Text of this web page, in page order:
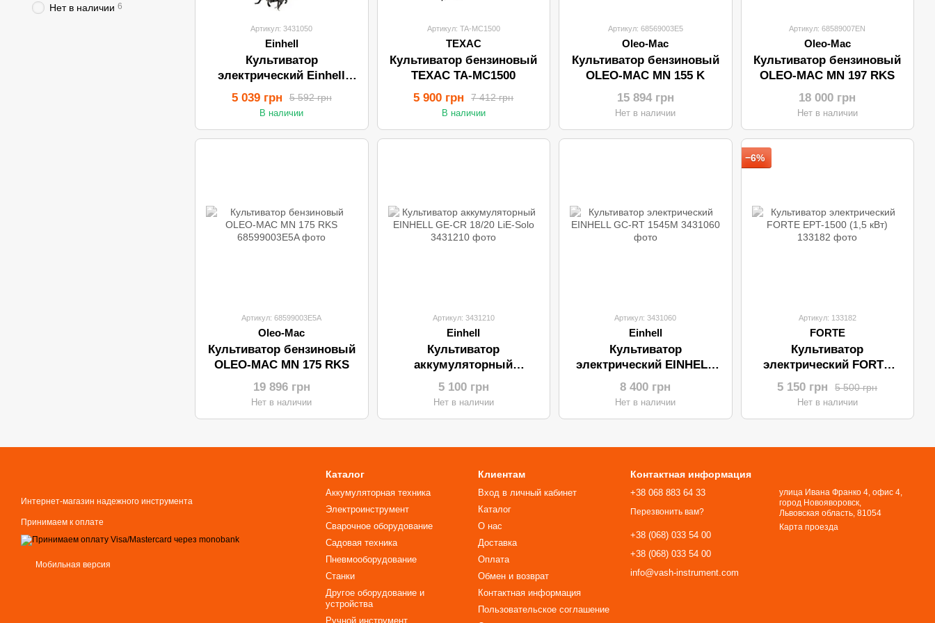
Артикул: 3431050
Einhell
Культиватор
электрический Einhell
GC-RT 7530
5 592 грн
5 039 грн
В наличии
Артикул: TA-MC1500
ТЕХАС
Культиватор бензиновый
ТЕХАС TA-MC1500
7 412 грн
5 900 грн
В наличии
Артикул: 68569003E5
Oleo-Mac
Культиватор бензиновый
OLEO-MAC MN 155 K
15 894 грн
Нет в наличии
Артикул: 68589007EN
Oleo-Mac
Культиватор бензиновый
OLEO-MAC MN 197 RKS
18 000 грн
Нет в наличии
Артикул: 68599003E5A
Oleo-Mac
Культиватор бензиновый
OLEO-MAC MN 175 RKS
19 896 грн
Нет в наличии
Артикул: 3431210
Einhell
Культиватор
аккумуляторный
EINHELL GE-CR 18/20 LiE-
Solo
5 100 грн
Нет в наличии
Артикул: 3431060
Einhell
Культиватор
электрический EINHELL
GC-RT 1545M
8 400 грн
Нет в наличии
−6%
Артикул: 133182
FORTE
Культиватор
электрический FORTE
EPT-1500 (1,5 кВт)
5 500 грн
5 150 грн
Нет в наличии
Нет в наличии 6
Интернет-магазин надежного инструмента
Принимаем к оплате
Мобильная версия
Каталог
Аккумуляторная техника
Электроинструмент
Сварочное оборудование
Садовая техника
Пневмооборудование
Станки
Другое оборудование и
устройства
Ручной инструмент
Клиентам
Вход в личный кабинет
Каталог
О нас
Доставка
Оплата
Обмен и возврат
Контактная информация
Пользовательское соглашение
Контактная информация
+38 068 883 64 33
Перезвонить вам?
+38 (068) 033 54 00
+38 (068) 033 54 00
info@vash-instrument.com
улица Ивана Франко 4, офис 4,
город Новояворовск,
Львовская область, 81054​​​​​​​
Карта проезда